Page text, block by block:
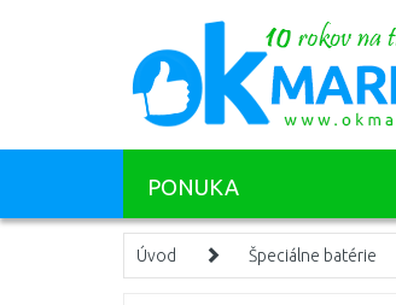
PONUKA
Úvod Špeciálne batérie